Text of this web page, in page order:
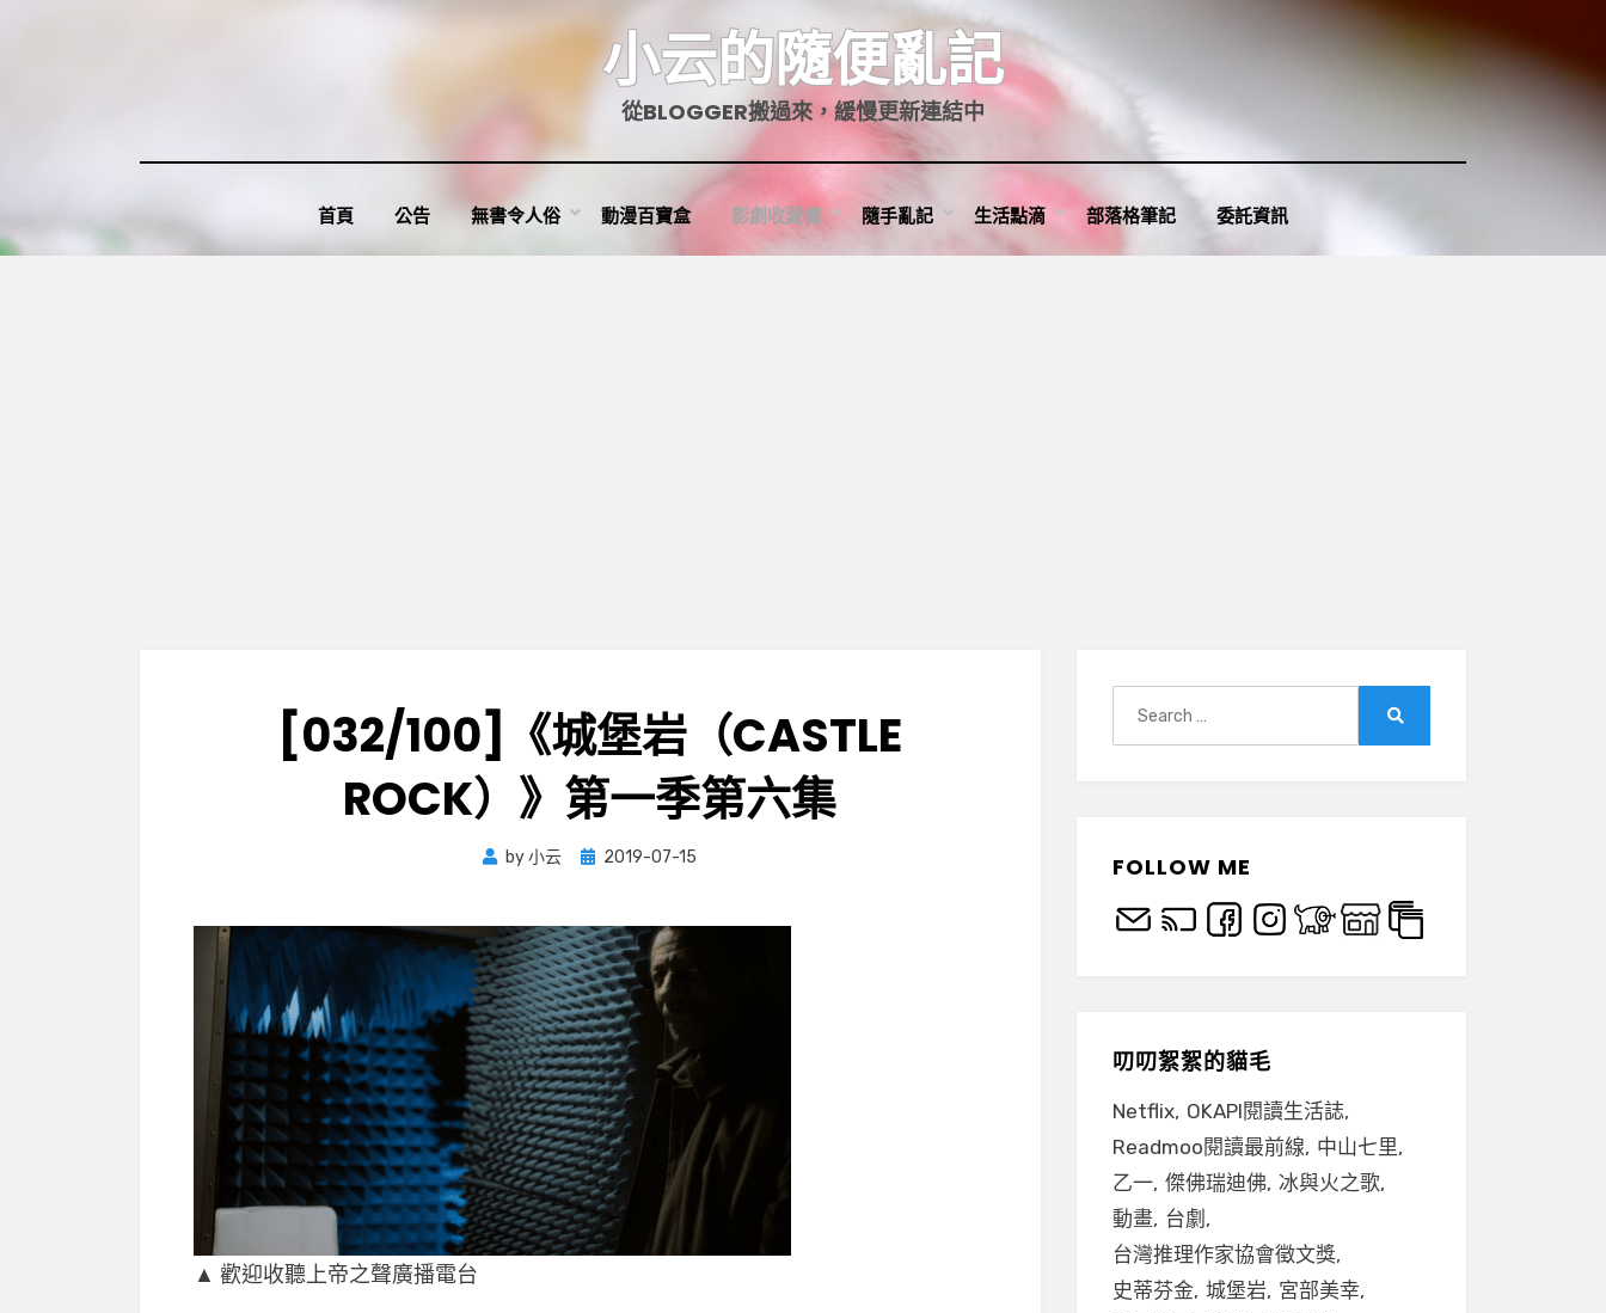
小云的隨便亂記
從BLOGGER搬過來，緩慢更新連結中
首頁 公告 無書令人俗 動漫百寶盒 影劇收藏櫃 隨手亂記 生活點滴 部落格筆記 委託資訊
[032/100]《城堡岩（CASTLE
ROCK）》第一季第六集
by小云
Posted
2019-07-15
▲ 歡迎收聽上帝之聲廣播電台
FOLLOW ME
叨叨絮絮的貓毛
Netflix OKAPI閱讀生活誌
Readmoo閱讀最前線 中山七里
乙一 傑佛瑞迪佛 冰與火之歌
動畫 台劇
台灣推理作家協會徵文獎
史蒂芬金 城堡岩 宮部美幸